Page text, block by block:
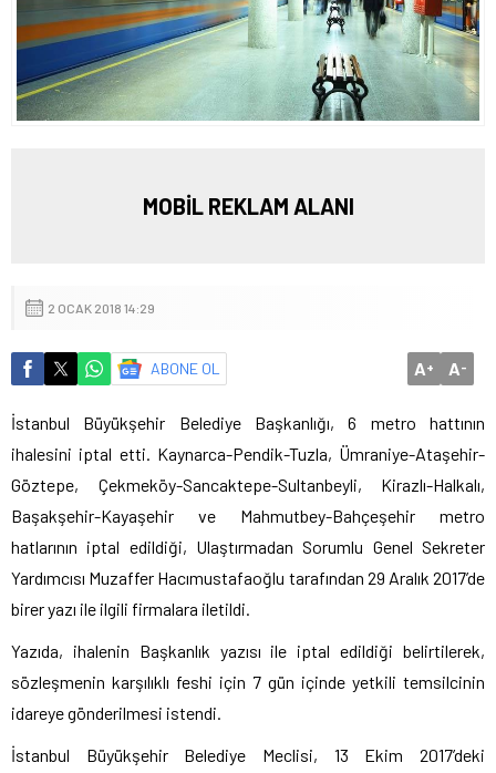
MOBİL REKLAM ALANI
2 OCAK 2018 14:29
ABONE OL A+ A-
İstanbul Büyükşehir Belediye Başkanlığı, 6 metro hattının
ihalesini iptal etti. Kaynarca-Pendik-Tuzla, Ümraniye-Ataşehir-
Göztepe, Çekmeköy-Sancaktepe-Sultanbeyli, Kirazlı-Halkalı,
Başakşehir-Kayaşehir ve Mahmutbey-Bahçeşehir metro
hatlarının iptal edildiği, Ulaştırmadan Sorumlu Genel Sekreter
Yardımcısı Muzaffer Hacımustafaoğlu tarafından 29 Aralık 2017’de
birer yazı ile ilgili firmalara iletildi.
Yazıda, ihalenin Başkanlık yazısı ile iptal edildiği belirtilerek,
sözleşmenin karşılıklı feshi için 7 gün içinde yetkili temsilcinin
idareye gönderilmesi istendi.
İstanbul Büyükşehir Belediye Meclisi, 13 Ekim 2017’deki